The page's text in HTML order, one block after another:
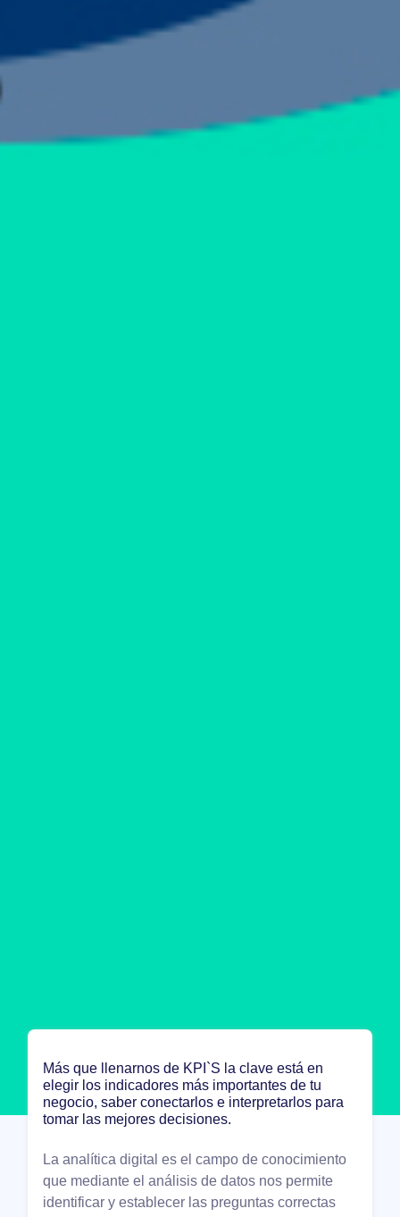
Más que llenarnos de KPI`S la clave está en
elegir los indicadores más importantes de tu
negocio, saber conectarlos e interpretarlos para
tomar las mejores decisiones.
La analítica digital es el campo de conocimiento
que mediante el análisis de datos nos permite
identificar y establecer las preguntas correctas